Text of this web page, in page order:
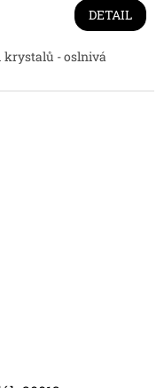
DETAIL
krystalů - oslnivá